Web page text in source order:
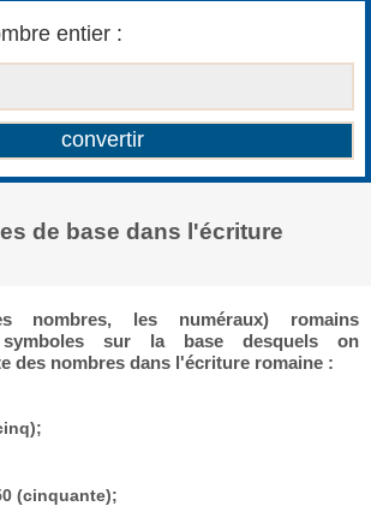
entier :
de base dans l'écriture
nombres, les numéraux) romains
sur la base desquels on
des nombres dans l'écriture romaine :
(cinquante);